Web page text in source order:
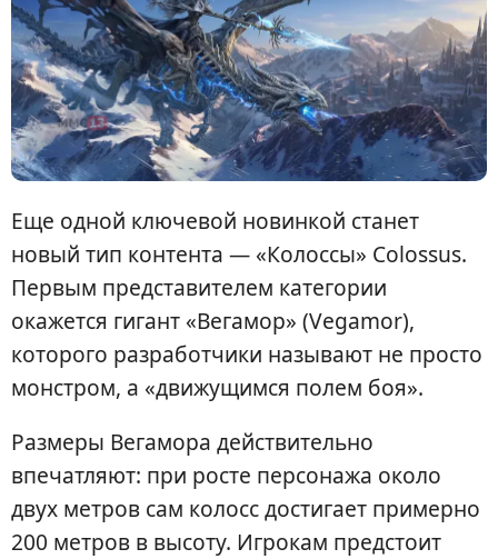
Еще одной ключевой новинкой станет
новый тип контента — «Колоссы» Colossus.
Первым представителем категории
окажется гигант «Вегамор» (Vegamor),
которого разработчики называют не просто
монстром, а «движущимся полем боя».
Размеры Вегамора действительно
впечатляют: при росте персонажа около
двух метров сам колосс достигает примерно
200 метров в высоту. Игрокам предстоит